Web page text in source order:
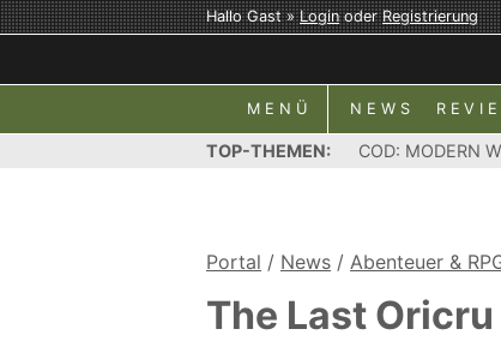
Hallo Gast »LoginoderRegistrierung
MENÜ NEWS
TOP-THEMEN: COD: MODERN
Portal / News / Abenteuer &
The Last